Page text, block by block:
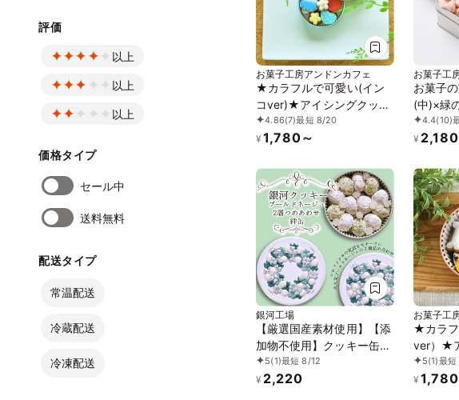
評価
以上
以上
以上
価格タイプ
セール中
送料無料
配送タイプ
常温配送
冷蔵配送
冷凍配送
お菓子工房アンドンカフェ
★カラフルで可愛い(イン
コver)★アイシングクッキ
ー＆ザクザククッキー缶
4.86(7)最短 8/20
¥ 1,780～
お菓子工
お菓子
(中)×緑
キー、
4.4(10)
¥ 2,180
銀河工場
【厳選国産素材使用】【添
加物不使用】クッキー缶
プチギフト 銀河クッキー
ブールドネージュ 絆缶
5(1)最短 8/12
¥ 2,220
お菓子工
★カラフ
ver）★
ー＆ザ
5(1)最
¥ 1,780